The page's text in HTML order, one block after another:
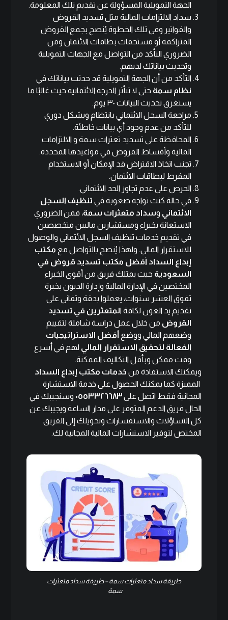
الجهة التمويلية المسؤولة عن تقديم تلك المعلومة.
سداد الالتزامات المالية مثل تسديد القروض
والفواتير وفي تلك الخطوة يُنصح بجمع القروض
المتراكمة أو مستحقات بطاقات الائتمان ومن
الضروري التأكد من التواصل مع الجهات التمويلية
وتحديث بياناتك لديهم.
التأكد من أن الجهة التمويلية قد حدثت بياناتك في
نظام سمة حتى لا تتأثر الدرجة الائتمانية حيث غالبًا ما
يستغرق تحديث البيانات ٣٠ يوم.
مراجعة السجل الائتماني بانتظام وبشكل دوري
للتأكد من عدم وجود أي بيانات خاطئة.
المحافظة على تسديد تعثرات سمة و الالتزامات
المالية وأقساط القروض في مواعيدها المحددة.
تجنب اتخاذ الاقتراض قد الإمكان أو الاستخدام
المفرط لبطاقات الائتمان.
الحرص على عدم تجاوز الحد الائتماني.
في حالة كنت تواجه صعوبة في تنظيف السجل
الائتماني وسداد متعثرات سمة، فمن الضروري
الاستعانة بخبراء ومستشارين ماليين متخصصين
في تقديم خدمات تنظيف السجل الائتماني والوصول
للاستقرار المالي. ولهذا يُنصح بالتواصل مع مكتب
إبداع السداد أفضل مكتب تسديد قروض في
السعودية حيث يمتلك فريق من أقوى الخبراء
المختصين في الإدارة المالية وإدارة الديون بخبرة
تفوق العشر سنوات، يعملوا بدقة وتفاني على
تقديم يد العون لكافة المتعثرين في تسديد
القروض من خلال عمل دراسة شاملة لتقييم
وضعهم المالي ووضع أفضل الاستراتيجيات
الفعالة لتحقيق الاستقرار المالي لهم في أسرع
وقت ممكن وبأقل التكاليف الممكنة.
ويمكنك الاستفادة من خدمات مكتب إبداع السداد
المميزة كما يمكنك الحصول على خدمة الاستشارة
المجانية فقط اتصل على٠٥٥٣٣٢٦٦٨٣ وسنجيبك في
الحال فريق الدعم المتوفر على مدار الساعة ويجيبك عن
كل التساؤلات والاستفسارات وتحويلك إلى الفريق
المختص لتوفير الاستشارات المالية المجانية لك.
طريقة سداد متعثرات سمة –طريقة سداد متعثرات
سمة